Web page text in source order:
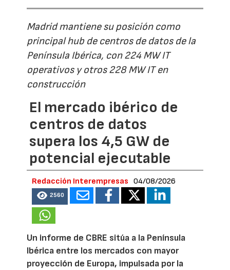
Madrid mantiene su posición como
principal hub de centros de datos de la
Península Ibérica, con 224 MW IT
operativos y otros 228 MW IT en
construcción
El mercado ibérico de
centros de datos
supera los 4,5 GW de
potencial ejecutable
Redacción Interempresas 04/08/2026
2560
Un informe de CBRE sitúa a la Península
Ibérica entre los mercados con mayor
proyección de Europa, impulsada por la